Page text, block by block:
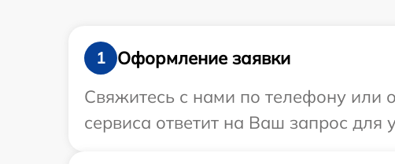
1
Оформление заявки
Свяжитесь с нами по телефону или
сервиса ответит на Ваш запрос